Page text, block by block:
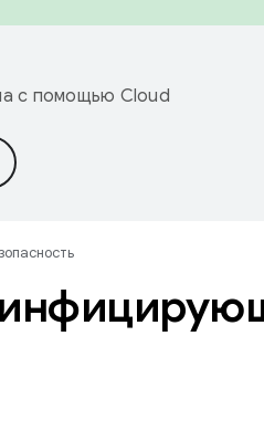
с помощью Cloud